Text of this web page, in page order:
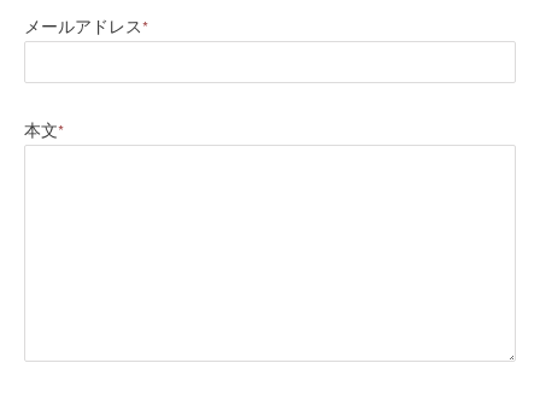
メールアドレス*
本文*